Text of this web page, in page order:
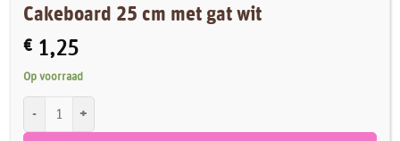
Cakeboard 25 cm met gat wit
€ 1,25
Op voorraad